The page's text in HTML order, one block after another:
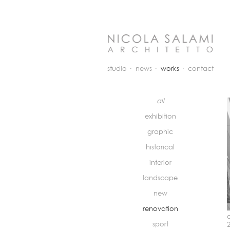
studio news works contact
all
exhibition
graphic
historical
interior
landscape
new
renovation
sport